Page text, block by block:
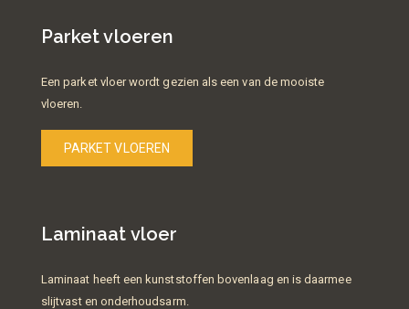
Parket vloeren
Een parket vloer wordt gezien als een van de mooiste
vloeren.
PARKET VLOEREN
Laminaat vloer
Laminaat heeft een kunststoffen bovenlaag en is daarmee
slijtvast en onderhoudsarm.